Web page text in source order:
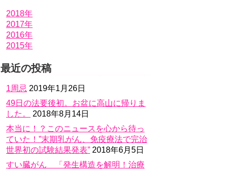
2018年
2017年
2016年
2015年
最近の投稿
1周忌 2019年1月26日
49日の法要後初。お盆に高山に帰りま
した。
2018年8月14日
本当に！？このニュースを心から待っ
ていた！”末期乳がん、免疫療法で完治
世界初の試験結果発表” 2018年6月5日
すい臓がん 「発生構造を解明！治療